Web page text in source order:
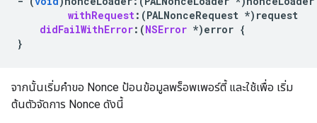
withRequest:(PALNonceRequest *) request
didFailWithError:(NSError *)error {
}
จากนั้นเริ่มคำขอ Nonce ป้อนข้อมูลพร็อพเพอร์ตี้ และใช้เพื่อ เริ่ม
ต้นตัวจัดการ Nonce ดังนี้